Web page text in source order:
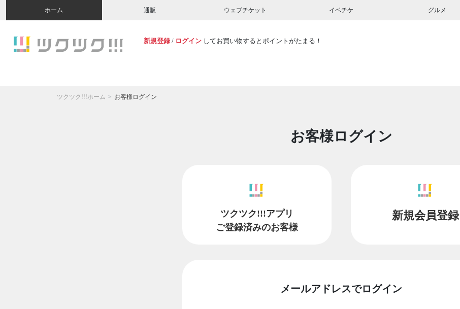
ホーム 通販 ウェブチケット イベチケ グルメ
新規登録 / ログイン してお買い物するとポイントがたまる！
ツクツク!!!ホーム お客様ログイン
お客様ログイン
ツクツク!!!アプリ
ご登録済みのお客様
新規会員登録
メールアドレスでログイン